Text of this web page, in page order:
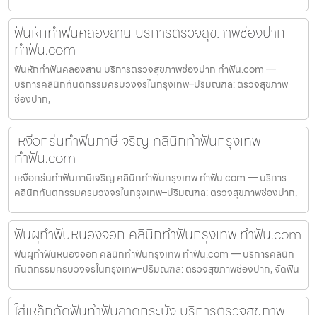
ฟันหักทำฟันคลองสาน บริการตรวจสุขภาพช่องปาก
ทำฟัน.com
ฟันหักทำฟันคลองสาน บริการตรวจสุขภาพช่องปาก ทำฟัน.com —
บริการคลินิกทันตกรรมครบวงจรในกรุงเทพ–ปริมณฑล: ตรวจสุขภาพ
ช่องปาก,
เหงือกร่นทำฟันภาษีเจริญ คลินิกทำฟันกรุงเทพ
ทำฟัน.com
เหงือกร่นทำฟันภาษีเจริญ คลินิกทำฟันกรุงเทพ ทำฟัน.com — บริการ
คลินิกทันตกรรมครบวงจรในกรุงเทพ–ปริมณฑล: ตรวจสุขภาพช่องปาก,
ฟันผุทำฟันหนองจอก คลินิกทำฟันกรุงเทพ ทำฟัน.com
ฟันผุทำฟันหนองจอก คลินิกทำฟันกรุงเทพ ทำฟัน.com — บริการคลินิก
ทันตกรรมครบวงจรในกรุงเทพ–ปริมณฑล: ตรวจสุขภาพช่องปาก, จัดฟัน